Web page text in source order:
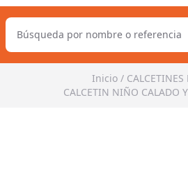
Inicio /
CALCETIN NIÑO CALADO